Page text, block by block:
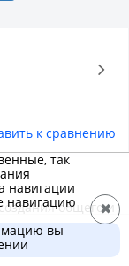
к сравнению
общего и
зданиях,
таких
так
навигации
навигацию
вы
✖